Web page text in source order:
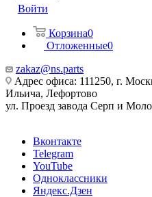
Войти
Корзина0
Отложенные0
zakaz@ns.parts
Адрес офиса: 111250, г.
Ильича, Лефортово
ул. Проезд завода Серп и
Вконтакте
Telegram
YouTube
Одноклассники
Яндекс.Дзен